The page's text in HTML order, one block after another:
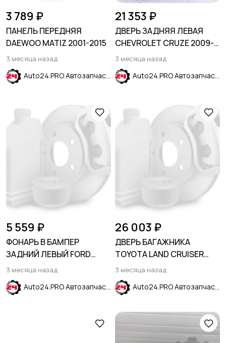
3 789 ₽
ПАНЕЛЬ ПЕРЕДНЯЯ
DAEWOO MATIZ 2001-2015
3 месяца назад
Auto24.PRO Автозапчасти
21 353 ₽
ДВЕРЬ ЗАДНЯЯ ЛЕВАЯ
CHEVROLET CRUZE 2009-
(H/B)
3 месяца назад
Auto24.PRO Автозапчасти
5 559 ₽
ФОНАРЬ В БАМПЕР
ЗАДНИЙ ЛЕВЫЙ FORD
ESCAPE 2020-
3 месяца назад
Auto24.PRO Автозапчасти
26 003 ₽
ДВЕРЬ БАГАЖНИКА
TOYOTA LAND CRUISER
PRADO J150 2013-2017
3 месяца назад
Auto24.PRO Автозапчасти